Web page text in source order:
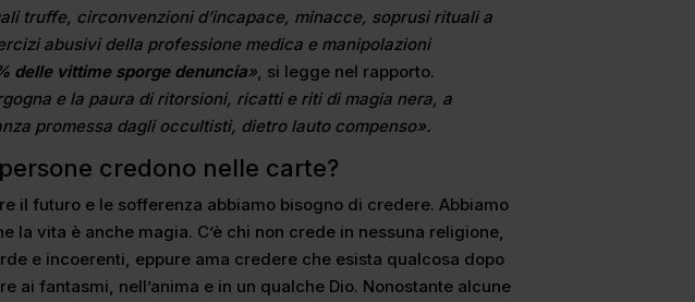
truffe, circonvenzioni d’incapace, minacce, soprusi rituali a
abusivi della professione medica e manipolazioni
delle vittime sporge denuncia», si legge nel rapporto.
e la paura di ritorsioni, ricatti e riti di magia nera, a
promessa dagli occultisti, dietro lauto compenso».
credono nelle carte?
il futuro e le sofferenza abbiamo bisogno di credere. Abbiamo
la vita è anche magia. C’è chi non crede in nessuna religione,
e incoerenti, eppure ama credere che esista qualcosa dopo
ai fantasmi, nell’anima e in un qualche Dio. Nonostante alcune